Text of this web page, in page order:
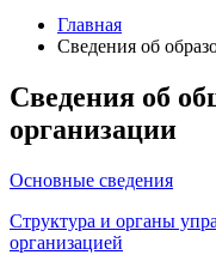
Главная
Сведения об
Сведения об
организации
Основные сведения
Структура и органы
организацией